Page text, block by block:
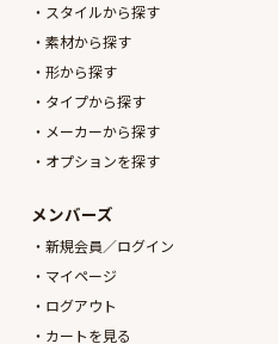
スタイルから探す
素材から探す
形から探す
タイプから探す
メーカーから探す
オプションを探す
メンバーズ
新規会員／ログイン
マイページ
ログアウト
カートを見る